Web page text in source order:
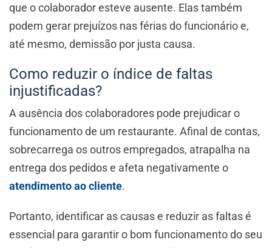
que o colaborador esteve ausente. Elas também
podem gerar prejuízos nas férias do funcionário e,
até mesmo, demissão por justa causa.
Como reduzir o índice de faltas
injustificadas?
A ausência dos colaboradores pode prejudicar o
funcionamento de um restaurante. Afinal de contas,
sobrecarrega os outros empregados, atrapalha na
entrega dos pedidos e afeta negativamente o
atendimento ao cliente.
Portanto, identificar as causas e reduzir as faltas é
essencial para garantir o bom funcionamento do seu